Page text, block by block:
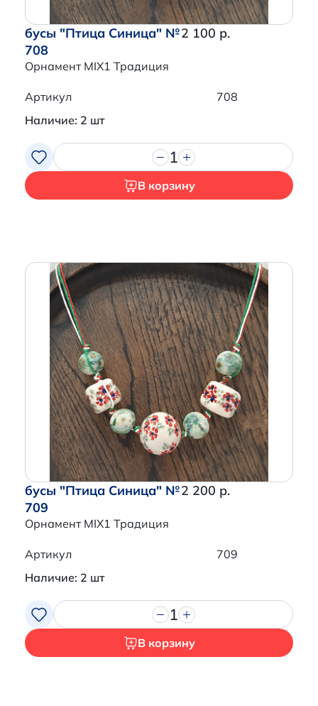
бусы "Птица Синица" №
708
Орнамент MIX1 Традиция
2 100 р.
Артикул
708
Наличие: 2 шт
1
В корзину
бусы "Птица Синица" №
709
Орнамент MIX1 Традиция
2 200 р.
Артикул
709
Наличие: 2 шт
1
В корзину